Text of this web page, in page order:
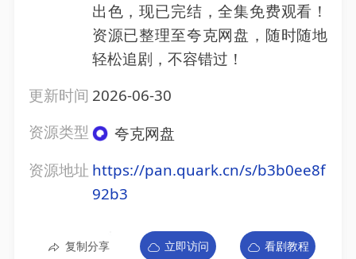
出色，现已完结，全集免费观看！
资源已整理至夸克网盘，随时随地
轻松追剧，不容错过！
更新时间 2026-06-30
资源类型
夸克网盘
资源地址 https://pan.quark.cn/s/b3b0ee8f
92b3
复制分享 立即访问 看剧教程